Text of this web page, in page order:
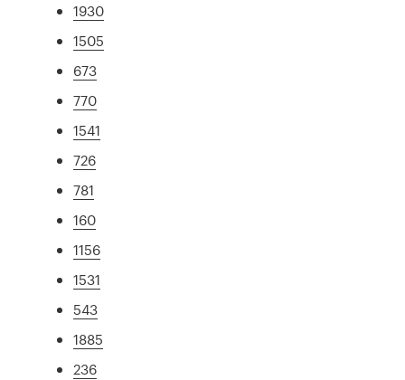
1930
1505
673
770
1541
726
781
160
1156
1531
543
1885
236